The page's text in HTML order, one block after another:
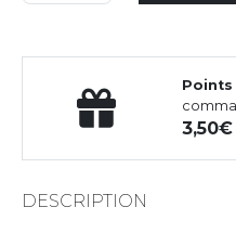
DESCRIPTION